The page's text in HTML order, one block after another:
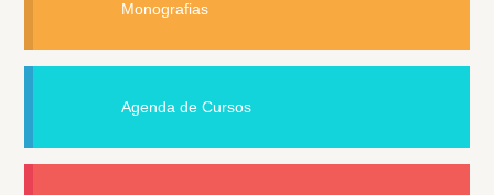
Monografias
Agenda de Cursos